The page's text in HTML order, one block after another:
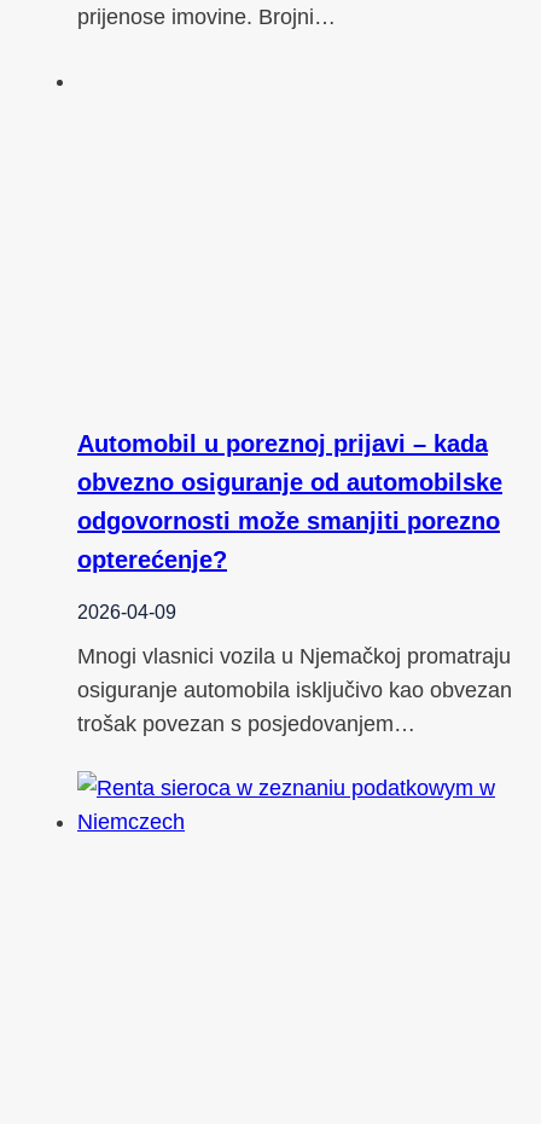
prijenose imovine. Brojni…
Automobil u poreznoj prijavi – kada
obvezno osiguranje od automobilske
odgovornosti može smanjiti porezno
opterećenje?
2026-04-09
Mnogi vlasnici vozila u Njemačkoj promatraju
osiguranje automobila isključivo kao obvezan
trošak povezan s posjedovanjem…